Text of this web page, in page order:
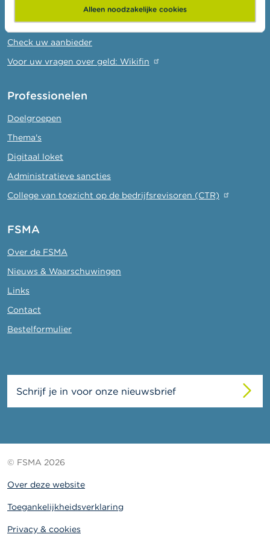
Alleen noodzakelijke cookies
Let op voor fraude
Check uw aanbieder
Voor uw vragen over geld: Wikifin
Professionelen
Doelgroepen
Thema's
Digitaal loket
Administratieve sancties
College van toezicht op de bedrijfsrevisoren (CTR)
FSMA
Over de FSMA
Nieuws & Waarschuwingen
Links
Contact
Bestelformulier
Schrijf je in voor onze nieuwsbrief
© FSMA 2026
Over deze website
Toegankelijkheidsverklaring
Privacy & cookies